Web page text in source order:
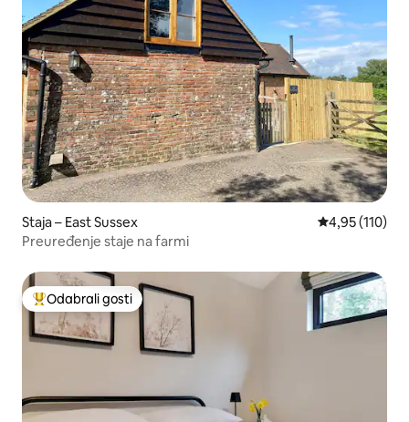
Staja – East Sussex Prosječna
4,95 (110)
Preuređenje staje na farmi
Među najviše rangiranima s oznakom „Odabrali gosti”
Odabrali gosti